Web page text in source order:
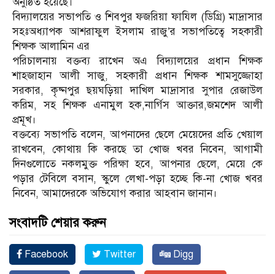
বিদ্যালয়ের সভাপতি ও শিবপুর ফজরিয়া ফাযিল (ডিগ্রি) মাদ্রাসার
সহঃঅধ্যাপক আশরাফুল ইসলাম রাজু’র সভাপতিত্বে সহকারী
শিক্ষক আলামিন এর
পরিচালনায় বক্তব্য রাখেন অএ বিদ্যালয়ের প্রধান শিক্ষক
শাহজাহান আলী সাজু, সহকারী প্রধান শিক্ষক শামসুজ্জোহা
সরকার, কৃষ্নপুর ছয়ঘড়িয়া দাখিল মাদ্রাসার সুপার রেজাউল
করিম, সহ শিক্ষক এনামুল হক,নার্গিস আক্তার,জমশেদ আলী
প্রমূখ।
বক্তব্যে সভাপতি বলেন, আপনাদের ছেলে মেয়েদের প্রতি খেয়াল
রাখবেন, কোথায় কি করছে তা খোজ খবর নিবেন, আগামী
দিনগুলোতে নকলমুক্ত পরিক্ষা হবে, আপনার ছেলে, মেয়ে কে
পড়ার টেবিলে বসান, স্কুলে লেখা-পড়া হচ্ছে কি-না খোজ খবর
নিবেন, আমাদেরকে অভিযোগ করার আহবান জানান।
সংবাদটি শেয়ার করুন
Facebook Twitter Digg